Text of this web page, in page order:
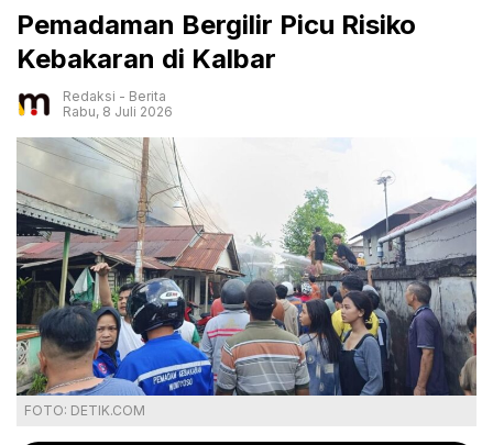
Pemadaman Bergilir Picu Risiko
Kebakaran di Kalbar
Redaksi - Berita
Rabu, 8 Juli 2026
FOTO: DETIK.COM